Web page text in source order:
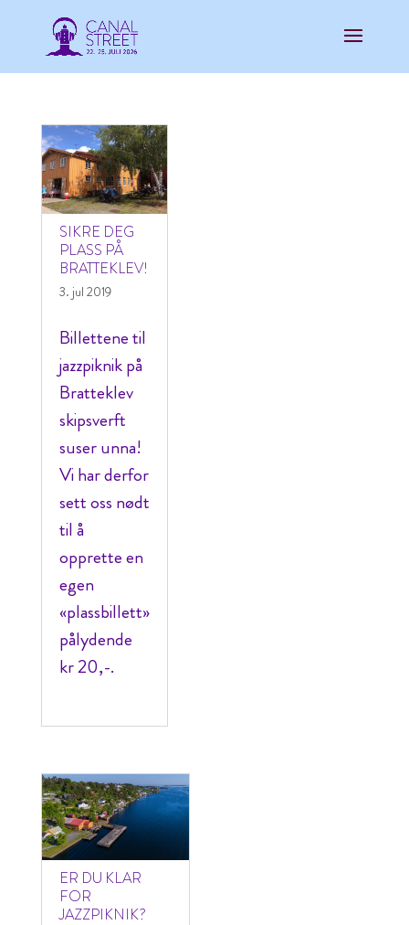
SIKRE DEG
PLASS PÅ
BRATTEKLEV!
3. jul 2019
Billettene til
jazzpiknik på
Bratteklev
skipsverft
suser unna!
Vi har derfor
sett oss nødt
til å
opprette en
egen
«plassbillett»
pålydende
kr 20,-.
ER DU KLAR
FOR
JAZZPIKNIK?